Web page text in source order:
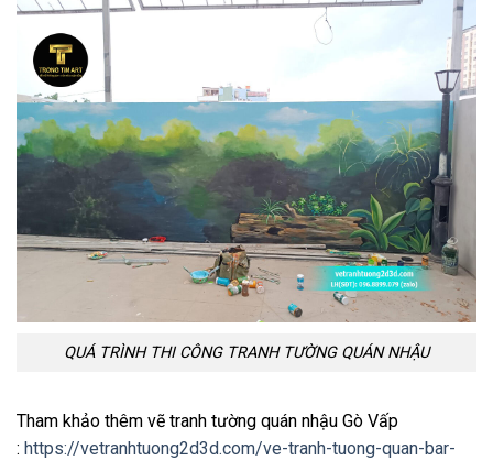
QUÁ TRÌNH THI CÔNG TRANH TƯỜNG QUÁN NHẬU
Tham khảo thêm vẽ tranh tường quán nhậu Gò Vấp
: https://vetranhtuong2d3d.com/ve-tranh-tuong-quan-bar-